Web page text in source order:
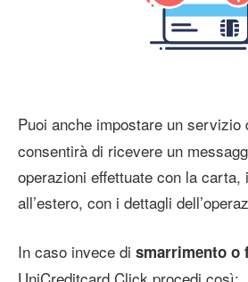
Puoi anche impostare un servizio
consentirà di ricevere un
operazioni effettuate con la carta,
all’estero, con i dettagli
In caso invece di smarrimento o